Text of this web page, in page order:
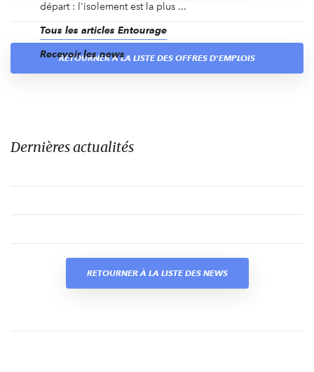
départ : l'isolement est la plus ...
Tous les articles Entourage
Recevoir les news
RETOURNER À LA LISTE DES OFFRES D'EMPLOIS
Dernières actualités
RETOURNER À LA LISTE DES NEWS